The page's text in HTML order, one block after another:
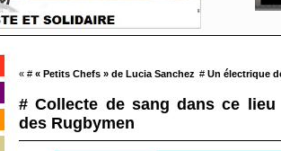
« # « Petits Chefs » de Lucia Sanchez # Un électrique
# Collecte de sang dans ce lieu
des Rugbymen